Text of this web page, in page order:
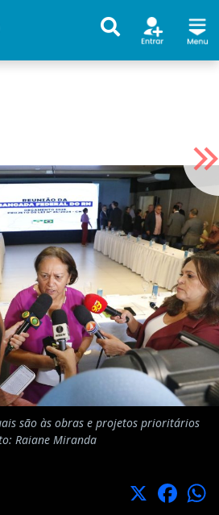
são às obras e projetos prioritários
Raiane Miranda
X Facebook